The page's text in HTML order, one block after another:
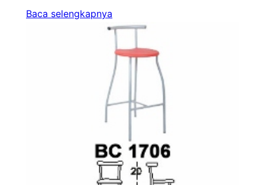
Baca selengkapnya